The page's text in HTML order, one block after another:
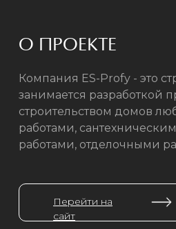
О ПРОЕКТЕ
Компания ES-Profy - это
занимается разработкой
строительством домов
работами,
работами, отделочными
Перейти на
сайт